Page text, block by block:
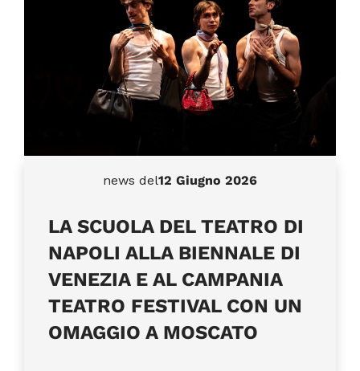
news del12 Giugno 2026
LA SCUOLA DEL TEATRO DI
NAPOLI ALLA BIENNALE DI
VENEZIA E AL CAMPANIA
TEATRO FESTIVAL CON UN
OMAGGIO A MOSCATO